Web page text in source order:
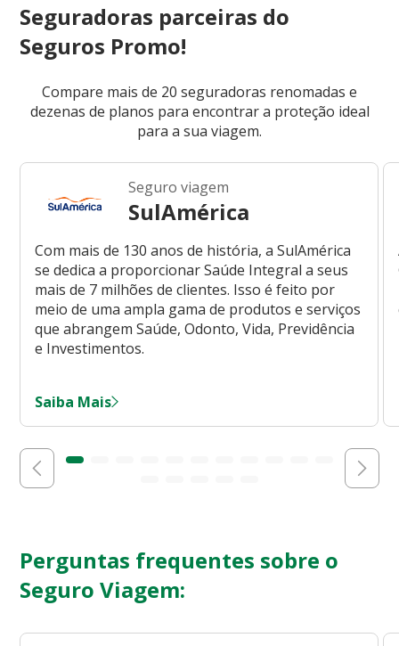
Seguradoras parceiras do
Seguros Promo!
Compare mais de 20 seguradoras renomadas e
dezenas de planos para encontrar a proteção ideal
para a sua viagem.
Seguro viagem
SulAmérica
Com mais de 130 anos de história, a SulAmérica
se dedica a proporcionar Saúde Integral a seus
mais de 7 milhões de clientes. Isso é feito por
meio de uma ampla gama de produtos e serviços
que abrangem Saúde, Odonto, Vida, Previdência
e Investimentos.
Saiba Mais
Perguntas frequentes sobre o
Seguro Viagem: